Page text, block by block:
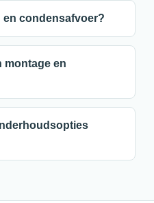
en condensafvoer?
montage en